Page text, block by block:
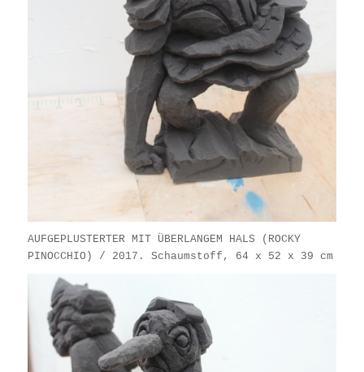
AUFGEPLUSTERTER MIT ÜBERLANGEM HALS (ROCKY
PINOCCHIO) / 2017. Schaumstoff, 64 x 52 x 39 cm